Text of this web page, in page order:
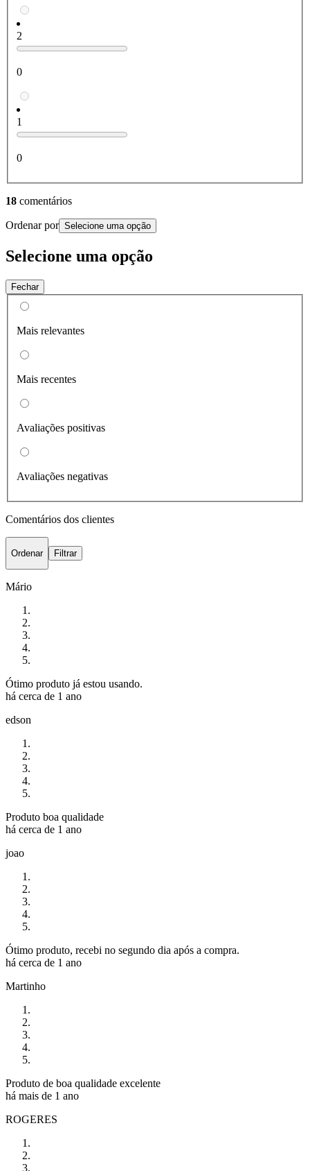
2
0
1
0
18 comentários
Ordenar por Selecione uma opção
Selecione uma opção
Fechar
Mais relevantes
Mais recentes
Avaliações positivas
Avaliações negativas
Comentários dos clientes
Ordenar Filtrar
Mário
Ótimo produto já estou usando.
há cerca de 1 ano
edson
Produto boa qualidade
há cerca de 1 ano
joao
Ótimo produto, recebi no segundo dia após a compra.
há cerca de 1 ano
Martinho
Produto de boa qualidade excelente
há mais de 1 ano
ROGERES